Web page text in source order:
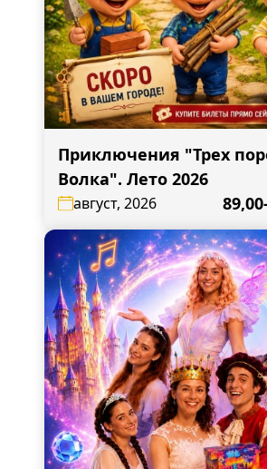
Приключения "Трех
Волка". Лето 2026
август, 2026